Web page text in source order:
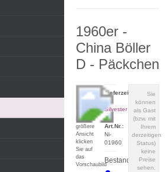
1960er -
China Böller
D - Päckchen
Für eine
größere
Ansicht
klicken
Sie auf
das
Vorschaubild
Sie
können
als Gast
(bzw. mit
Ihrem
derzeitigen
Status)
keine
Preise
sehen.
Lieferzeit:
zu
Silvester
Art.Nr.:
Ni-
01960
Bestand: